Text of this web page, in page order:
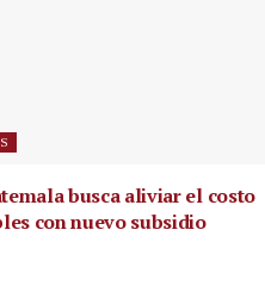
busca aliviar el costo
con nuevo subsidio